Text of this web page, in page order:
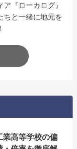
『ローカログ』
ちと一緒に地元を
業高等学校の偏